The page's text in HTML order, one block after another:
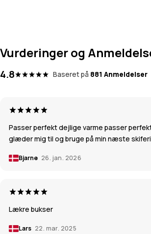
Vurderinger og
4.8 Baseret på 881 Anmeldelser
Passer perfekt dejlige varme passer
glæder mig til og bruge på min næste
Bjarne 26. jan. 2026
Lækre bukser
Lars 22. mar. 2025